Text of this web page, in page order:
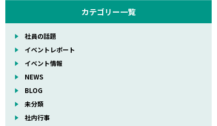
カテゴリー一覧
社員の話題
イベントレポート
イベント情報
NEWS
BLOG
未分類
社内行事